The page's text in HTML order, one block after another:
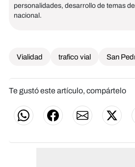
personalidades, desarrollo de temas
nacional.
Vialidad trafico vial San
Te gustó este artículo, compártelo